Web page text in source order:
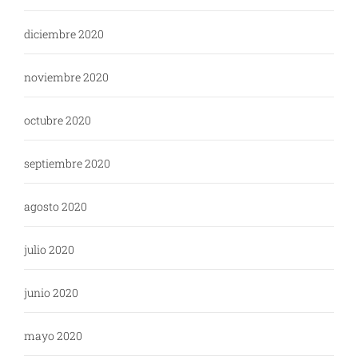
diciembre 2020
noviembre 2020
octubre 2020
septiembre 2020
agosto 2020
julio 2020
junio 2020
mayo 2020